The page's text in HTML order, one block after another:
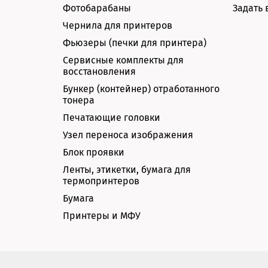
Фотобарабаны
Чернила для принтеров
Фьюзеры (печки для принтера)
Сервисные комплекты для
восстановления
Бункер (контейнер) отработанного
тонера
Печатающие головки
Узел переноса изображения
Блок проявки
Ленты, этикетки, бумага для
термопринтеров
Бумага
Принтеры и МФУ
Задать